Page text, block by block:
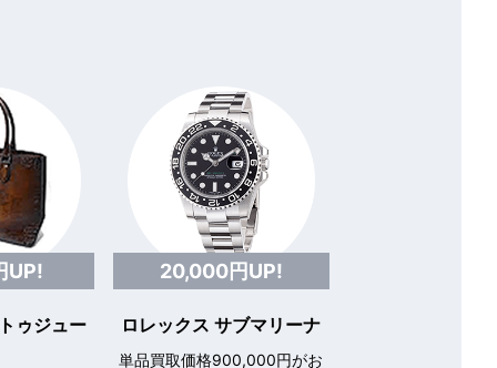
UP!
ゥジュー
20,000円UP!
ロレックス サブマリーナ
単品買取価格900,000円がお